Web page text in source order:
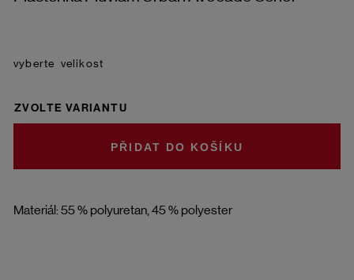
Materiál: 55 % polyuretan, 45 % polyester
velikost
ZVOLTE VARIANTU
DO KOŠÍKU